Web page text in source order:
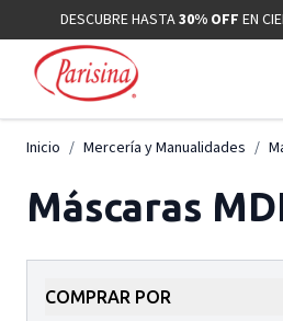
Ir al contenidoDESCUBRE HASTA30% OFF EN
Inicio / Mercería y Manualidades /
Máscaras
COMPRAR POR